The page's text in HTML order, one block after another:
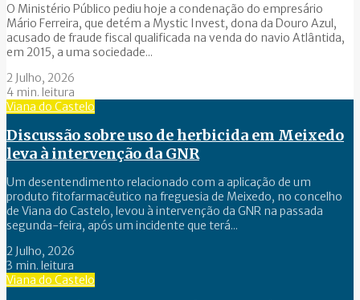
O Ministério Público pediu hoje a condenação do empresário
Mário Ferreira, que detém a Mystic Invest, dona da Douro Azul,
acusado de fraude fiscal qualificada na venda do navio Atlântida,
em 2015, a uma sociedade...
2 Julho, 2026
4 min. leitura
Viana do Castelo
Discussão sobre uso de herbicida em Meixedo
leva à intervenção da GNR
Um desentendimento relacionado com a aplicação de um
produto fitofarmacêutico na freguesia de Meixedo, no concelho
de Viana do Castelo, levou à intervenção da GNR na passada
segunda-feira, após um incidente que terá...
2 Julho, 2026
3 min. leitura
Viana do Castelo